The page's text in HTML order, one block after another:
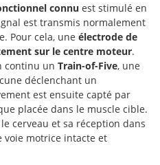
connu est stimulé en
est transmis normalement
Pour cela, une électrode de
sur le centre moteur.
continu un Train-of-Five, une
déclenchant un
est ensuite capté par
placée dans le muscle cible.
cerveau et sa réception dans
motrice intacte et